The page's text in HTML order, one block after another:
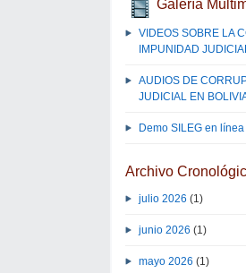
Galería
VIDEOS SOBRE LA
IMPUNIDAD
AUDIOS DE
JUDICIAL EN
Demo SILEG en
Archivo
julio 2026 (1)
junio 2026 (1)
mayo 2026 (1)